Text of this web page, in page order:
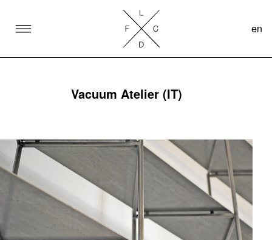
SKIP TO CONTENT
en
Vacuum Atelier (IT)